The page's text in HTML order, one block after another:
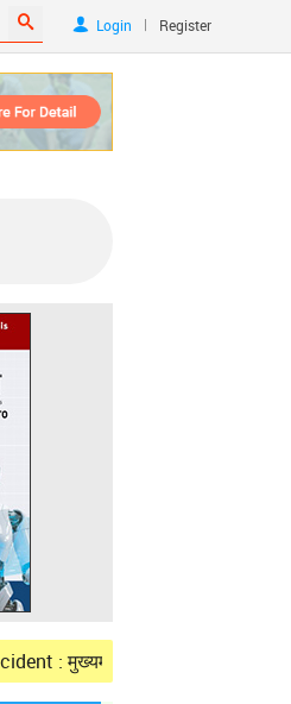
Login | Register
ने चंबा जिले में बस दुर्घटना में सात